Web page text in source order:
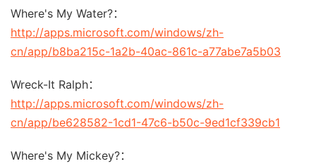
Where's My Water?：
http://apps.microsoft.com/windows/zh-
cn/app/b8ba215c-1a2b-40ac-861c-a77abe7a5b03
Wreck-It Ralph：
http://apps.microsoft.com/windows/zh-
cn/app/be628582-1cd1-47c6-b50c-9ed1cf339cb1
Where's My Mickey?：